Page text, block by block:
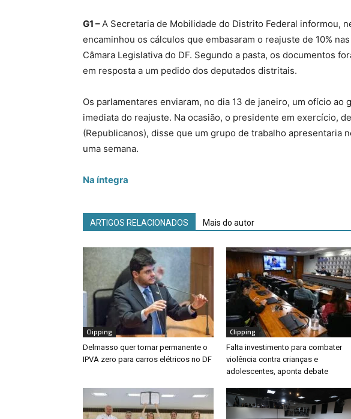
G1 –A Secretaria de Mobilidade do Distrito Federal informou,
encaminhou os cálculos que embasaram o reajuste de 10%
Câmara Legislativa do DF. Segundo a pasta, os documentos
em resposta a um pedido dos deputados distritais.
Os parlamentares enviaram, no dia 13 de janeiro, um ofício ao
imediata do reajuste. Na ocasião, o presidente em exercício,
(Republicanos), disse que um grupo de trabalho apresentaria
uma semana.
Na íntegra
ARTIGOS RELACIONADOS Mais do autor
Clipping
Delmasso quer tornar permanente o
IPVA zero para carros elétricos no DF
Clipping
Falta investimento para combater
violência contra crianças e
adolescentes, aponta debate